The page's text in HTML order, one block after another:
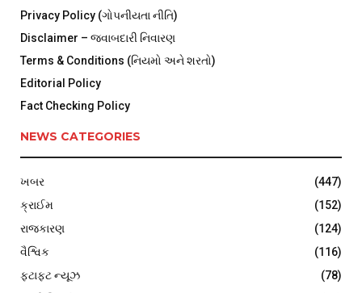
Privacy Policy (ગોપનીયતા નીતિ)
Disclaimer – જવાબદારી નિવારણ
Terms & Conditions (નિયમો અને શરતો)
Editorial Policy
Fact Checking Policy
NEWS CATEGORIES
ખબર
(447)
ક્રાઈમ
(152)
રાજકારણ
(124)
વૈશ્વિક
(116)
ફટાફટ ન્યૂઝ
(78)